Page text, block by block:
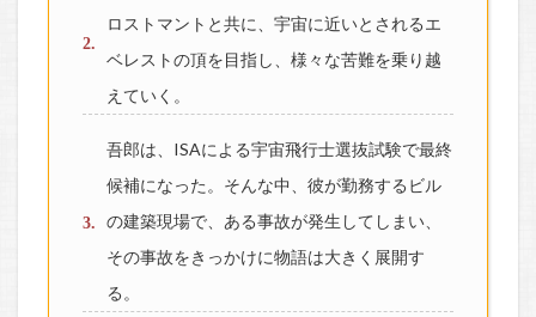
ロストマントと共に、宇宙に近いとされるエ
ベレストの頂を目指し、様々な苦難を乗り越
えていく。
吾郎は、ISAによる宇宙飛行士選抜試験で最終
候補になった。そんな中、彼が勤務するビル
の建築現場で、ある事故が発生してしまい、
その事故をきっかけに物語は大きく展開す
る。